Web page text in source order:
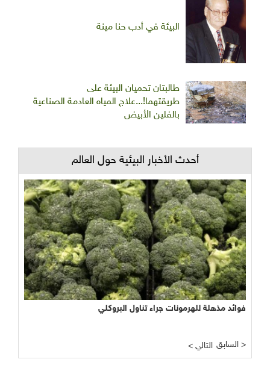
البيئة في أدب حنا مينة
طالبتان تحميان البيئة على
طريقتهما!...علاج المياه العادمة الصناعية
بالفلين الأبيض
أحدث الأخبار البيئية حول العالم
فوائد مذهلة للهرمونات جراء تناول البروكلي
< التالي السابق >